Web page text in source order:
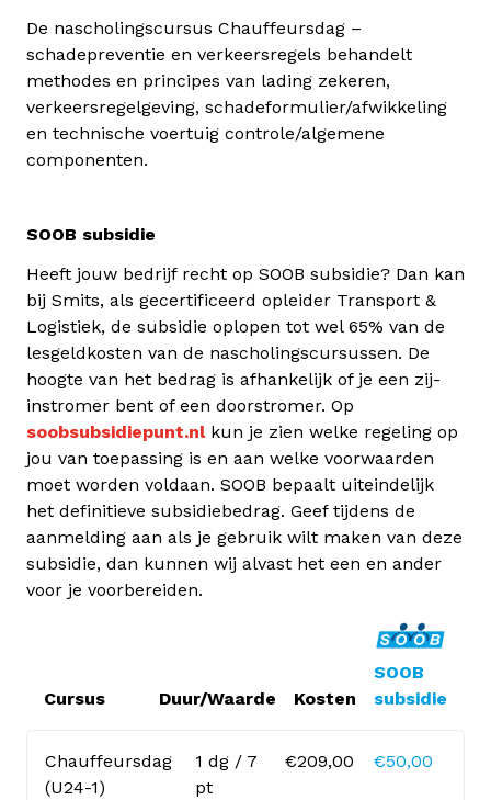
De nascholingscursus Chauffeursdag –
schadepreventie en verkeersregels behandelt
methodes en principes van lading zekeren,
verkeersregelgeving, schadeformulier/afwikkeling
en technische voertuig controle/algemene
componenten.
SOOB subsidie
Heeft jouw bedrijf recht op SOOB subsidie? Dan kan
bij Smits, als gecertificeerd opleider Transport &
Logistiek, de subsidie oplopen tot wel 65% van de
lesgeldkosten van de nascholingscursussen. De
hoogte van het bedrag is afhankelijk of je een zij-
instromer bent of een doorstromer. Op
soobsubsidiepunt.nlkun je zien welke regeling op
jou van toepassing is en aan welke voorwaarden
moet worden voldaan. SOOB bepaalt uiteindelijk
het definitieve subsidiebedrag. Geef tijdens de
aanmelding aan als je gebruik wilt maken van deze
subsidie, dan kunnen wij alvast het een en ander
voor je voorbereiden.
Cursus Duur/Waarde Kosten
SOOB
subsidie
Chauffeursdag
(U24-1)
1 dg / 7
pt
€209,00 €50,00